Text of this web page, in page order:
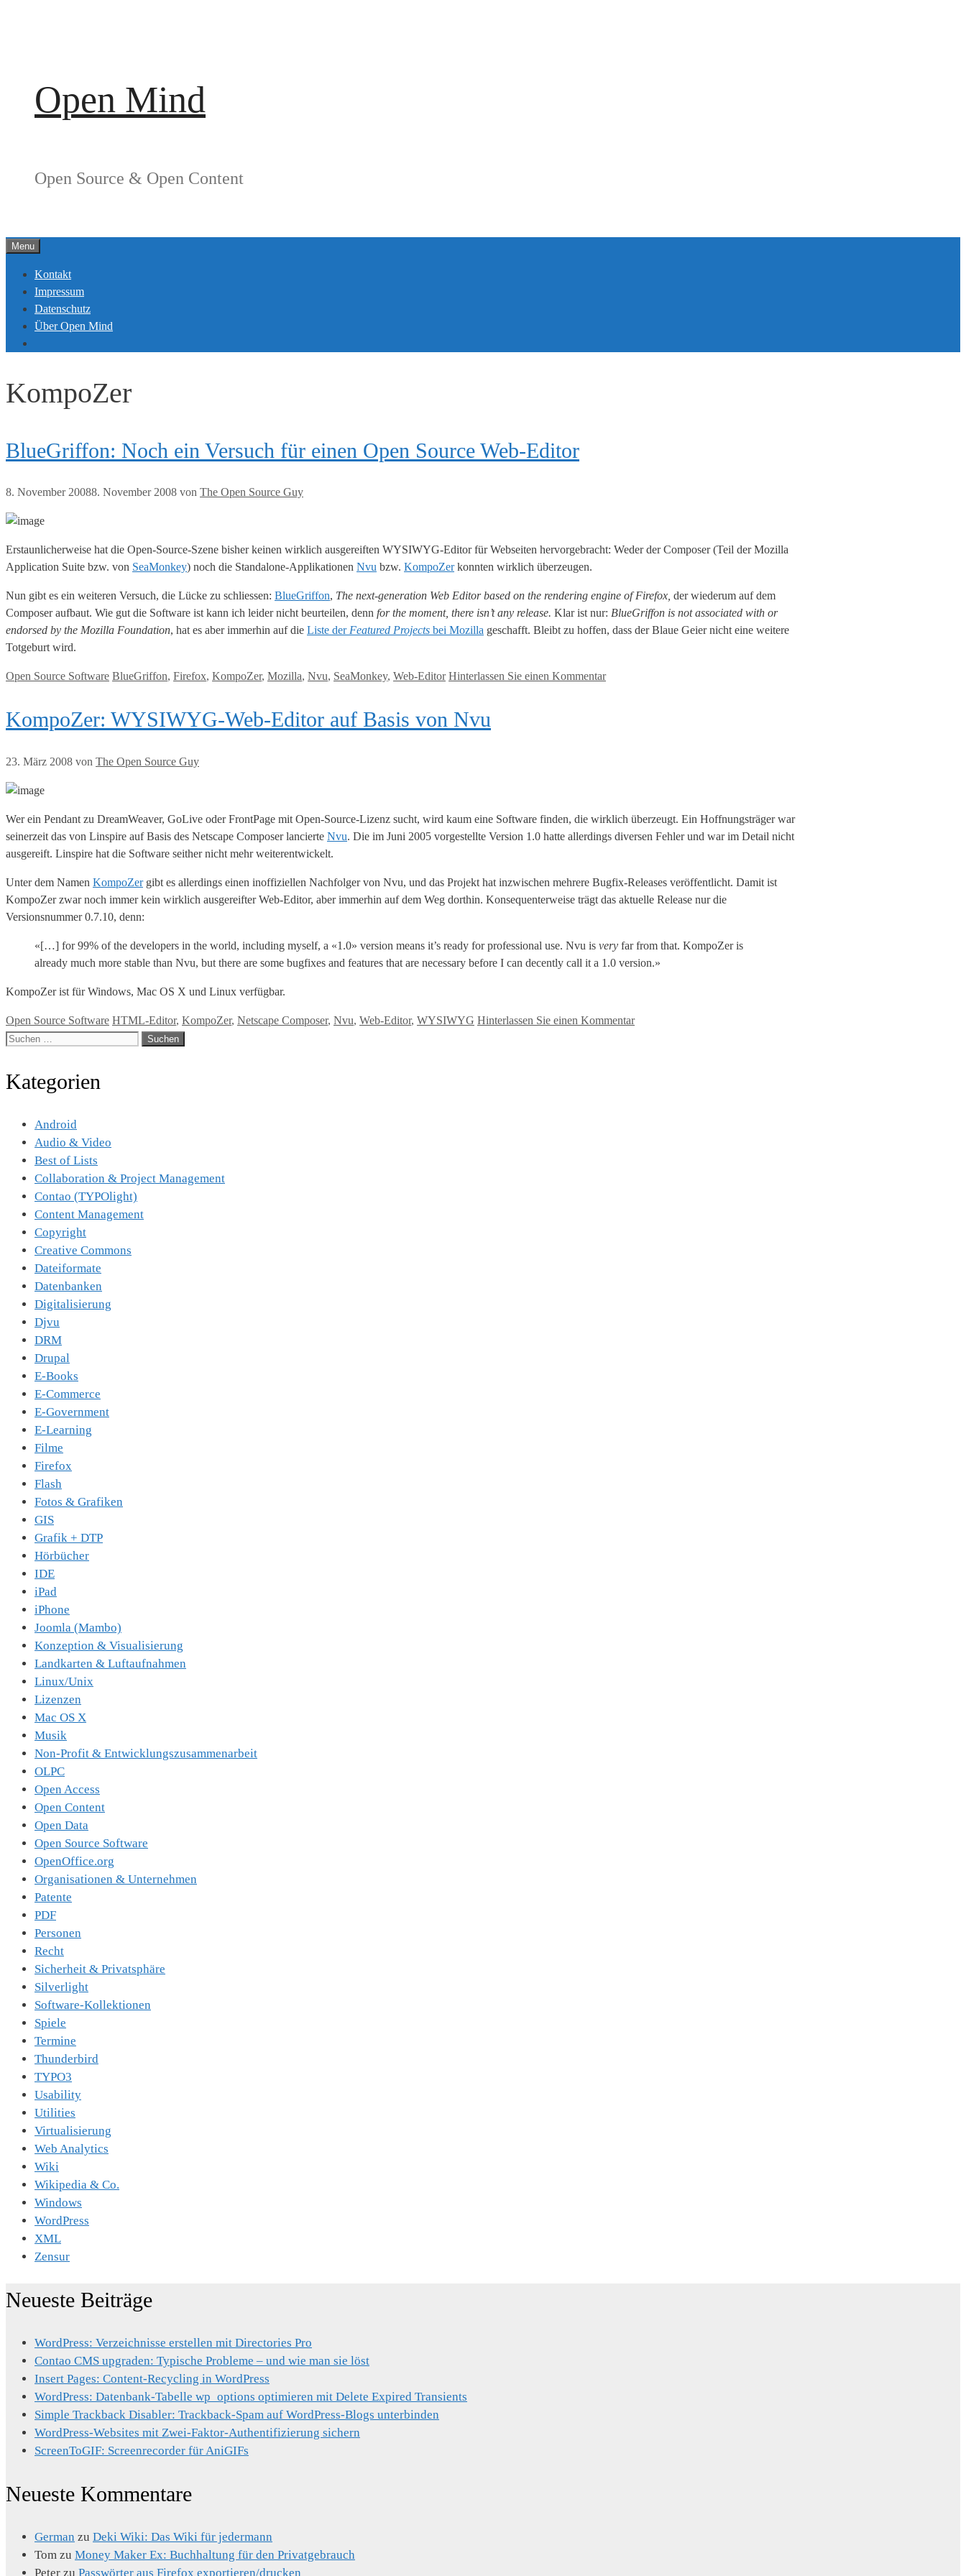
Open Mind
Open Source & Open Content
Menu
Kontakt
Impressum
Datenschutz
Über Open Mind
KompoZer
BlueGriffon: Noch ein Versuch für einen Open Source Web-Editor
8. November 20088. November 2008 von The Open Source Guy
Erstaunlicherweise hat die Open-Source-Szene bisher keinen wirklich ausgereiften WYSIWYG-Editor für Webseiten hervorgebracht: Weder der Composer (Teil der Mozilla
Application Suite bzw. von SeaMonkey) noch die Standalone-Applikationen Nvu bzw. KompoZerkonnten wirklich überzeugen.
Nun gibt es ein weiteren Versuch, die Lücke zu schliessen: BlueGriffon, The next-generation Web Editor based on the rendering engine of Firefox, der wiederum auf dem
Composer aufbaut. Wie gut die Software ist kann ich leider nicht beurteilen, denn for the moment, there isn’t any release. Klar ist nur: BlueGriffon is not associated with or
endorsed by the Mozilla Foundation, hat es aber immerhin auf die Liste derFeatured Projects bei Mozilla geschafft. Bleibt zu hoffen, dass der Blaue Geier nicht eine weitere
Totgeburt wird.
Kategorien
Open Source Software Tags
BlueGriffon, Firefox, KompoZer, Mozilla, Nvu, SeaMonkey, Web-Editor Hinterlassen Sie einen Kommentar
KompoZer: WYSIWYG-Web-Editor auf Basis von Nvu
23. März 2008 von The Open Source Guy
Wer ein Pendant zu DreamWeaver, GoLive oder FrontPage mit Open-Source-Lizenz sucht, wird kaum eine Software finden, die wirklich überzeugt. Ein Hoffnungsträger war
seinerzeit das von Linspire auf Basis des Netscape Composer lancierte Nvu. Die im Juni 2005 vorgestellte Version 1.0 hatte allerdings diversen Fehler und war im Detail nicht
ausgereift. Linspire hat die Software seither nicht mehr weiterentwickelt.
Unter dem Namen KompoZergibt es allerdings einen inoffiziellen Nachfolger von Nvu, und das Projekt hat inzwischen mehrere Bugfix-Releases veröffentlicht. Damit ist
KompoZer zwar noch immer kein wirklich ausgereifter Web-Editor, aber immerhin auf dem Weg dorthin. Konsequenterweise trägt das aktuelle Release nur die
Versionsnummer 0.7.10, denn:
«[…] for 99% of the developers in the world, including myself, a «1.0» version means it’s ready for professional use. Nvu is very far from that. KompoZer is
already much more stable than Nvu, but there are some bugfixes and features that are necessary before I can decently call it a 1.0 version.»
KompoZer ist für Windows, Mac OS X und Linux verfügbar.
Kategorien
Open Source Software Tags
HTML-Editor, KompoZer, Netscape Composer, Nvu, Web-Editor, WYSIWYG Hinterlassen Sie einen Kommentar
Suche
Kategorien
Android
Audio & Video
Best of Lists
Collaboration & Project Management
Contao (TYPOlight)
Content Management
Copyright
Creative Commons
Dateiformate
Datenbanken
Digitalisierung
Djvu
DRM
Drupal
E-Books
E-Commerce
E-Government
E-Learning
Filme
Firefox
Flash
Fotos & Grafiken
GIS
Grafik + DTP
Hörbücher
IDE
iPad
iPhone
Joomla (Mambo)
Konzeption & Visualisierung
Landkarten & Luftaufnahmen
Linux/Unix
Lizenzen
Mac OS X
Musik
Non-Profit & Entwicklungszusammenarbeit
OLPC
Open Access
Open Content
Open Data
Open Source Software
OpenOffice.org
Organisationen & Unternehmen
Patente
PDF
Personen
Recht
Sicherheit & Privatsphäre
Silverlight
Software-Kollektionen
Spiele
Termine
Thunderbird
TYPO3
Usability
Utilities
Virtualisierung
Web Analytics
Wiki
Wikipedia & Co.
Windows
WordPress
XML
Zensur
Neueste Beiträge
WordPress: Verzeichnisse erstellen mit Directories Pro
Contao CMS upgraden: Typische Probleme – und wie man sie löst
Insert Pages: Content-Recycling in WordPress
WordPress: Datenbank-Tabelle wp_options optimieren mit Delete Expired Transients
Simple Trackback Disabler: Trackback-Spam auf WordPress-Blogs unterbinden
WordPress-Websites mit Zwei-Faktor-Authentifizierung sichern
ScreenToGIF: Screenrecorder für AniGIFs
Neueste Kommentare
German zu Deki Wiki: Das Wiki für jedermann
Tom zu Money Maker Ex: Buchhaltung für den Privatgebrauch
Peter zu Passwörter aus Firefox exportieren/drucken